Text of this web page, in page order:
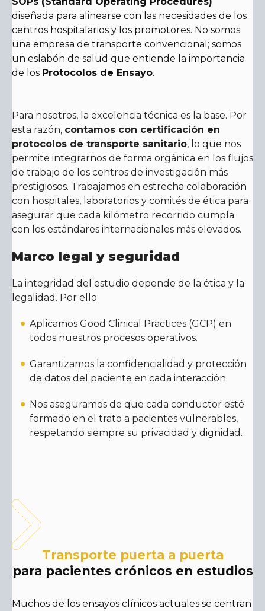
diseñada para alinearse con las necesidades de los
centros hospitalarios y los promotores. No somos
una empresa de transporte convencional; somos
un eslabón de salud que entiende la importancia
de los Protocolos de Ensayo.
Para nosotros, la excelencia técnica es la base. Por
esta razón, contamos con certificación en
protocolos de transporte sanitario, lo que nos
permite integrarnos de forma orgánica en los flujos
de trabajo de los centros de investigación más
prestigiosos. Trabajamos en estrecha colaboración
con hospitales, laboratorios y comités de ética para
asegurar que cada kilómetro recorrido cumpla
con los estándares internacionales más elevados.
Marco legal y seguridad
La integridad del estudio depende de la ética y la
legalidad. Por ello:
Aplicamos Good Clinical Practices (GCP) en
todos nuestros procesos operativos.
Garantizamos la confidencialidad y protección
de datos del paciente en cada interacción.
Nos aseguramos de que cada conductor esté
formado en el trato a pacientes vulnerables,
respetando siempre su privacidad y dignidad.
Transporte puerta a puerta
para pacientes crónicos en estudios
Muchos de los ensayos clínicos actuales se centran